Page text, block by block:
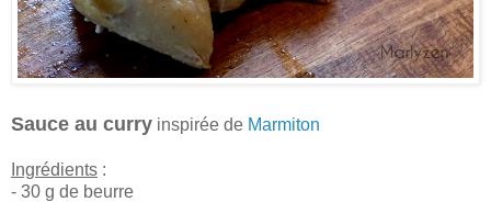
Sauce au curry inspirée de Marmiton
Ingrédients :
- 30 g de beurre